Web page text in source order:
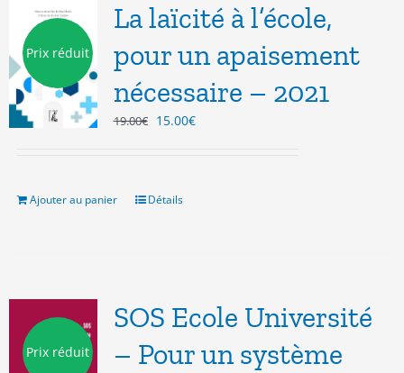
Prix réduit
La laïcité à l’école,
pour un apaisement
nécessaire – 2021
19.00€ Le
19.00€.
15.00€Le
Ajouter au panier Détails
Prix réduit
SOS Ecole Université
– Pour un système